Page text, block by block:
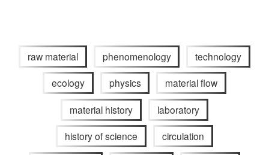
raw material phenomenology technology
ecology physics material flow
material history laboratory
history of science circulation